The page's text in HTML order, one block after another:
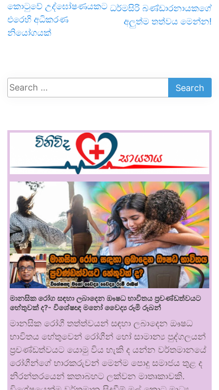
කොටුවේ උද්ඝෝෂණයකට
එරෙහි අධිකරණ
නියෝගයක්
ධර්මසිරි බණ්ඩාරනායකගේ
අලුත්ම තත්වය මෙන්න!
මානසික රෝග සඳහා ලබාදෙන ඖෂධ භාවිතය ප්‍රචණ්ඩත්වයට
හේතුවක් ද?- විශේෂඥ මනෝ වෛද්‍ය රූමි රූබන්
මානසික රෝගී තත්ත්වයන් සඳහා ලබාදෙන ඖෂධ
භාවිතය හේතුවෙන් රෝගීන් හෝ සාමාන්‍ය පුද්ගලයන්
ප්‍රචණ්ඩත්වයට යොමු විය හැකි ද යන්න වර්තමානයේ
රෝගීන්ගේ භාරකරුවන් මෙන්ම පොදු සමාජය තුළ ද
නිරන්තරයෙන් කතාබහට ලක්වන මාතෘකාවකි.